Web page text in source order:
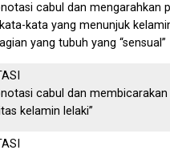
cabul dan mengarahkan
kata yang menunjuk
yang tubuh yang “sensual”
cabul dan membicarakan
kelamin lelaki”